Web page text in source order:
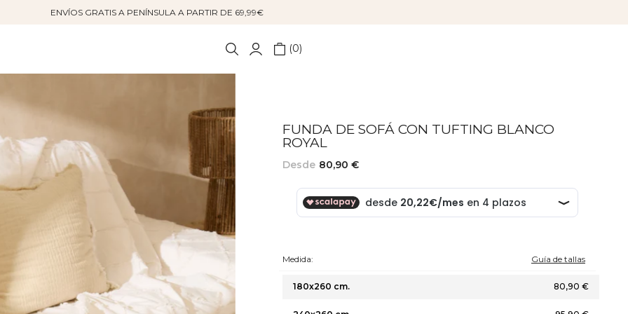
ENVÍOS GRATIS A PENÍNSULA A PARTIR DE 69,99€
0
FUNDA DE SOFÁ CON TUFTING BLANCO
ROYAL
Desde 80,90 €
Medida: Guía de tallas
180x260 cm. 80,90 €